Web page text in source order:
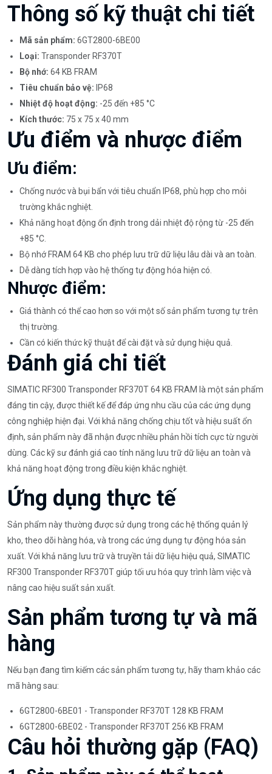
Thông số kỹ thuật chi tiết
Mã sản phẩm: 6GT2800-6BE00
Loại: Transponder RF370T
Bộ nhớ: 64 KB FRAM
Tiêu chuẩn bảo vệ: IP68
Nhiệt độ hoạt động: -25 đến +85 °C
Kích thước: 75 x 75 x 40 mm
Ưu điểm và nhược điểm
Ưu điểm:
Chống nước và bụi bẩn với tiêu chuẩn IP68, phù hợp cho môi
trường khắc nghiệt.
Khả năng hoạt động ổn định trong dải nhiệt độ rộng từ -25 đến
+85 °C.
Bộ nhớ FRAM 64 KB cho phép lưu trữ dữ liệu lâu dài và an toàn.
Dễ dàng tích hợp vào hệ thống tự động hóa hiện có.
Nhược điểm:
Giá thành có thể cao hơn so với một số sản phẩm tương tự trên
thị trường.
Cần có kiến thức kỹ thuật để cài đặt và sử dụng hiệu quả.
Đánh giá chi tiết
SIMATIC RF300 Transponder RF370T 64 KB FRAM là một sản phẩm
đáng tin cậy, được thiết kế để đáp ứng nhu cầu của các ứng dụng
công nghiệp hiện đại. Với khả năng chống chịu tốt và hiệu suất ổn
định, sản phẩm này đã nhận được nhiều phản hồi tích cực từ người
dùng. Các kỹ sư đánh giá cao tính năng lưu trữ dữ liệu an toàn và
khả năng hoạt động trong điều kiện khắc nghiệt.
Ứng dụng thực tế
Sản phẩm này thường được sử dụng trong các hệ thống quản lý
kho, theo dõi hàng hóa, và trong các ứng dụng tự động hóa sản
xuất. Với khả năng lưu trữ và truyền tải dữ liệu hiệu quả, SIMATIC
RF300 Transponder RF370T giúp tối ưu hóa quy trình làm việc và
nâng cao hiệu suất sản xuất.
Sản phẩm tương tự và mã
hàng
Nếu bạn đang tìm kiếm các sản phẩm tương tự, hãy tham khảo các
mã hàng sau:
6GT2800-6BE01 - Transponder RF370T 128 KB FRAM
6GT2800-6BE02 - Transponder RF370T 256 KB FRAM
Câu hỏi thường gặp (FAQ)